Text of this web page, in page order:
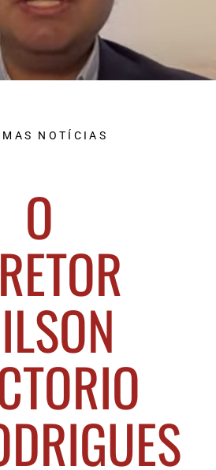
NOTÍCIAS
O